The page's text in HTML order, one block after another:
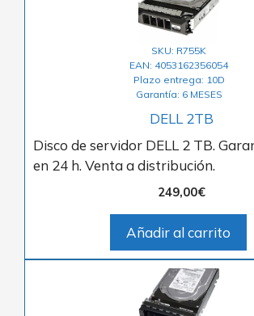
SKU: R755K
EAN: 4053162356054
Plazo entrega: 10D
Garantía: 6 MESES
DELL 2TB
Disco de servidor DELL 2 TB.
en 24 h. Venta a distribución.
249,00€
Añadir al carrito